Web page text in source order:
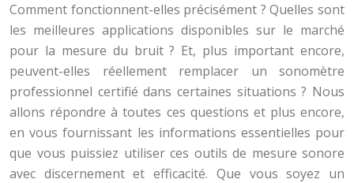
Comment fonctionnent-elles précisément ? Quelles sont
les meilleures applications disponibles sur le marché
pour la mesure du bruit ? Et, plus important encore,
peuvent-elles réellement remplacer un sonomètre
professionnel certifié dans certaines situations ? Nous
allons répondre à toutes ces questions et plus encore,
en vous fournissant les informations essentielles pour
que vous puissiez utiliser ces outils de mesure sonore
avec discernement et efficacité. Que vous soyez un